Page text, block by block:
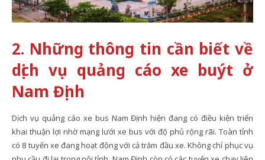
2. Những thông tin cần biết về
dịch vụ quảng cáo xe buýt ở
Nam Định
Dịch vụ quảng cáo xe bus Nam Định hiện đang có điều kiện triển
khai thuận lợi nhờ mạng lưới xe bus với độ phủ rộng rãi. Toàn tỉnh
có 8 tuyến xe đang hoạt động với cả trăm đầu xe. Không chỉ phục vụ